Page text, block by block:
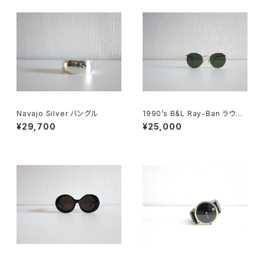
Navajo Silver バングル
¥29,700
1990’s B&L Ray-Ban ラウン
ドメタル
¥25,000